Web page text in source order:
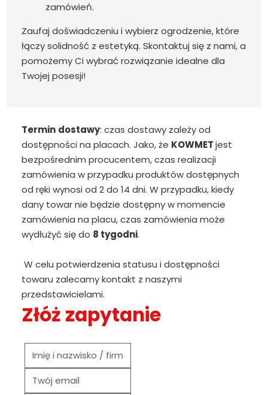
zamówień.
Zaufaj doświadczeniu i wybierz ogrodzenie, które
łączy solidność z estetyką. Skontaktuj się z nami, a
pomożemy Ci wybrać rozwiązanie idealne dla
Twojej posesji!
Termin dostawy: czas dostawy zależy od
dostępności na placach. Jako, że KOWMETjest
bezpośrednim procucentem, czas realizacji
zamówienia w przypadku produktów dostępnych
od ręki wynosi od 2 do 14 dni. W przypadku, kiedy
dany towar nie będzie dostępny w momencie
zamówienia na placu, czas zamówienia może
wydłużyć się do 8 tygodni.
W celu potwierdzenia statusu i dostępności
towaru zalecamy kontakt z naszymi
przedstawicielami.
Złóż zapytanie